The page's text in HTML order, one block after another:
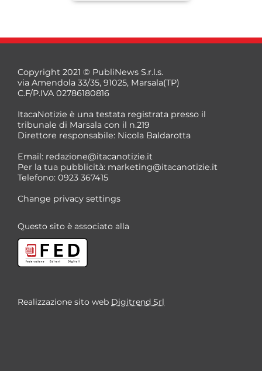
*
Copyright 2021 © PubliNews S.r.l.s.
via Amendola 33/35, 91025, Marsala(TP)
C.F/P.IVA 02786180816
ItacaNotizie è una testata registrata presso il
tribunale di Marsala con il n.219
Direttore responsabile: Nicola Baldarotta
Email: redazione@itacanotizie.it
Per la tua pubblicità: marketing@itacanotizie.it
Telefono: 0923 367415
Change privacy settings
Questo sito è associato alla
Realizzazione sito web Digitrend Srl